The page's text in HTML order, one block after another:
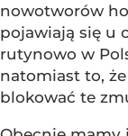
nowotworów
pojawiają się u
rutynowo w
natomiast to,
blokować te